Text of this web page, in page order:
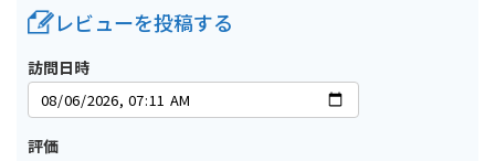
レビューを投稿する
訪問日時
評価